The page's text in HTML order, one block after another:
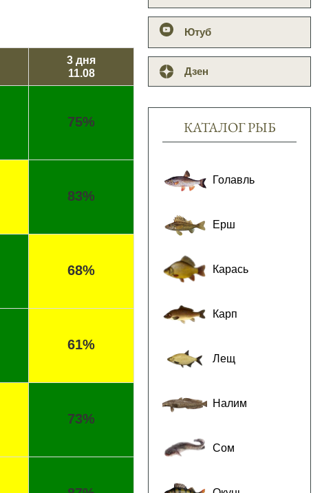
3 дня
11.08
75%
83%
68%
61%
73%
Ютуб
Дзен
КАТАЛОГ РЫБ
Голавль
Ерш
Карась
Карп
Лещ
Налим
Сом